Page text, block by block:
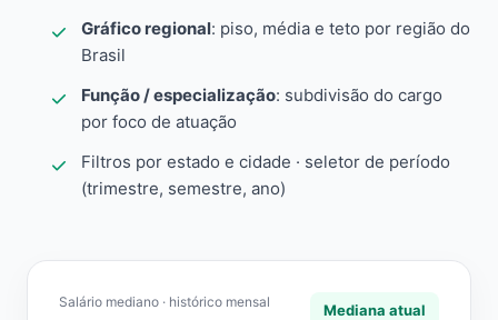
Gráfico regional: piso, média e teto por região do
Brasil
Função / especialização: subdivisão do cargo
por foco de atuação
Filtros por estado e cidade · seletor de período
(trimestre, semestre, ano)
Salário mediano · histórico mensal Mediana atual